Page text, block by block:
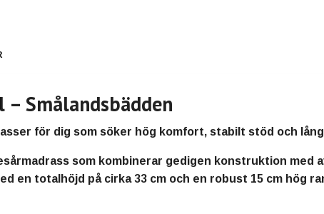
– Smålandsbädden
för dig som söker hög komfort, stabilt stöd och
som kombinerar gedigen konstruktion med
en totalhöjd på cirka 33 cm och en robust 15 cm hög